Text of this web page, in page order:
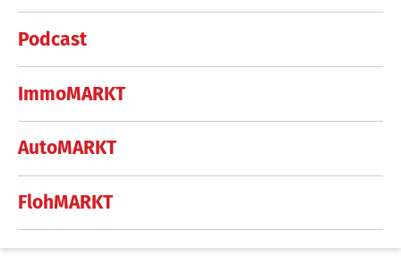
Podcast
ImmoMARKT
AutoMARKT
FlohMARKT